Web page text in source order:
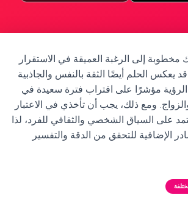
مخطوبة إلى الرغبة العميقة في الاستقرار
يعكس الحلم أيضًا الثقة بالنفس والجاذبية
مؤشرًا على اقتراب فترة سعيدة في
ومع ذلك، يجب أن تأخذي في الاعتبار
على السياق الشخصي والثقافي للفرد، لذا
الإضافية للتحقق من الدقة والتفسير